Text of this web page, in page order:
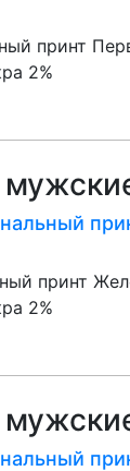
принт
2%
принт
2%